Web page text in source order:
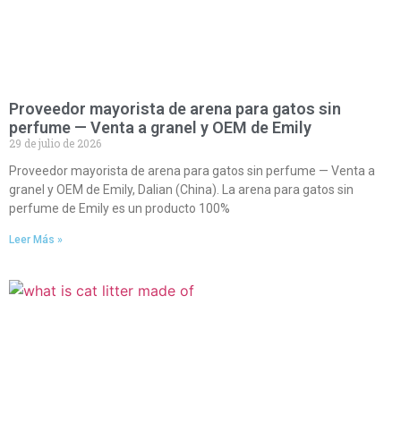
Proveedor mayorista de arena para gatos sin
perfume — Venta a granel y OEM de Emily
29 de julio de 2026
Proveedor mayorista de arena para gatos sin perfume — Venta a
granel y OEM de Emily, Dalian (China). La arena para gatos sin
perfume de Emily es un producto 100%
Leer Más »